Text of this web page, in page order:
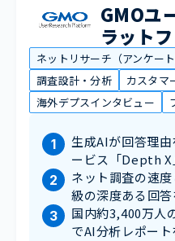
GMOユ
ラット
ネットリサーチ（アンケート
調査設計・分析
カスタマ
海外デプスインタビュー
生成AIが回答理
ービス「Depth X
ネット調査の速
級の深度ある回
国内約3,400万人
でAI分析レポー